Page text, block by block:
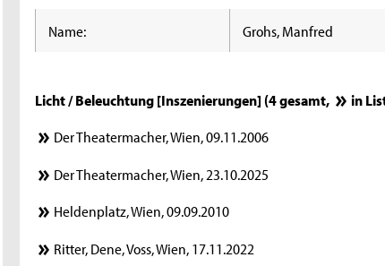
Name: Grohs, Manfred
Licht / Beleuchtung [Inszenierungen] (4 gesamt, in
Der Theatermacher, Wien, 09.11.2006
Der Theatermacher, Wien, 23.10.2025
Heldenplatz, Wien, 09.09.2010
Ritter, Dene, Voss, Wien, 17.11.2022